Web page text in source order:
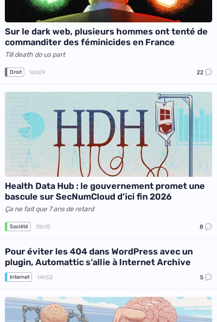
Sur le dark web, plusieurs hommes ont tenté de
commanditer des féminicides en France
Till death do us part
Droit 16h09 22
Health Data Hub : le gouvernement promet une
bascule sur SecNumCloud d’ici fin 2026
Ça ne fait que 7 ans de retard
Société 15h15 8
Pour éviter les 404 dans WordPress avec un
plugin, Automattic s’allie à Internet Archive
Internet 14h52 5